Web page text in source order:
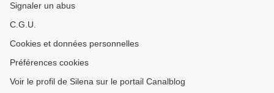
Signaler un abus
C.G.U.
Cookies et données personnelles
Préférences cookies
Voir le profil de Silena sur le portail Canalblog